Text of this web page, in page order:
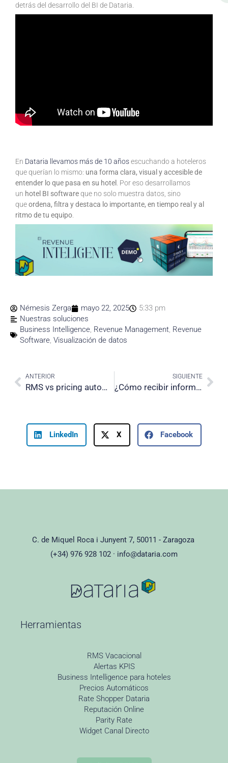
detrás del desarrollo del BI de Dataria.
En Dataria llevamos más de 10 añosescuchando a hoteleros
que querían lo mismo: una forma clara, visual y accesible de
entender lo que pasa en su hotel . Por eso desarrollamos
un hotel BI softwareque no solo muestra datos, sino
queordena, filtra y destaca lo importante, en tiempo real y al
ritmo de tu equipo.
Némesis Zerga mayo 22, 2025
5:33 pm
Nuestras soluciones
Business Intelligence, Revenue Management, Revenue
Software, Visualización de datos
ANTERIOR
RMS vs pricing automático en hoteles · Cómo tomar el control del pricing de tu hotel
SIGUIENTE
¿Cómo recibir informes hoteleros automáticos al correo cada mañana?
LinkedIn X Facebook
C. de Miquel Roca i Junyent 7, 50011 - Zaragoza
(+34) 976 928 102 · info@dataria.com
Herramientas
RMS Vacacional
Alertas KPIS
Business Intelligence para hoteles
Precios Automáticos
Rate Shopper Dataria
Reputación Online
Parity Rate
Widget Canal Directo